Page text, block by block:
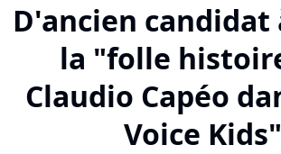
D'ancien candidat
la "folle
Claudio Capéo
Voice Kids"